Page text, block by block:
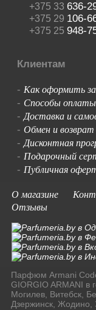
+375 33 636-
+375 29 106-
+375 25 948-
Клиентам
- Как оформить
- Способы оплаты
-Доставка и
- Обмен и
-Дисконтная
- Подарочный
- Публичная
О магазине
Отзывы
Парфюм Armani
GIORGIO ARMANI в
Могилев, Витебск,
Дзержинск, Жодино,